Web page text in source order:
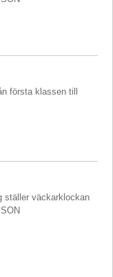
första klassen till
ställer väckarklockan